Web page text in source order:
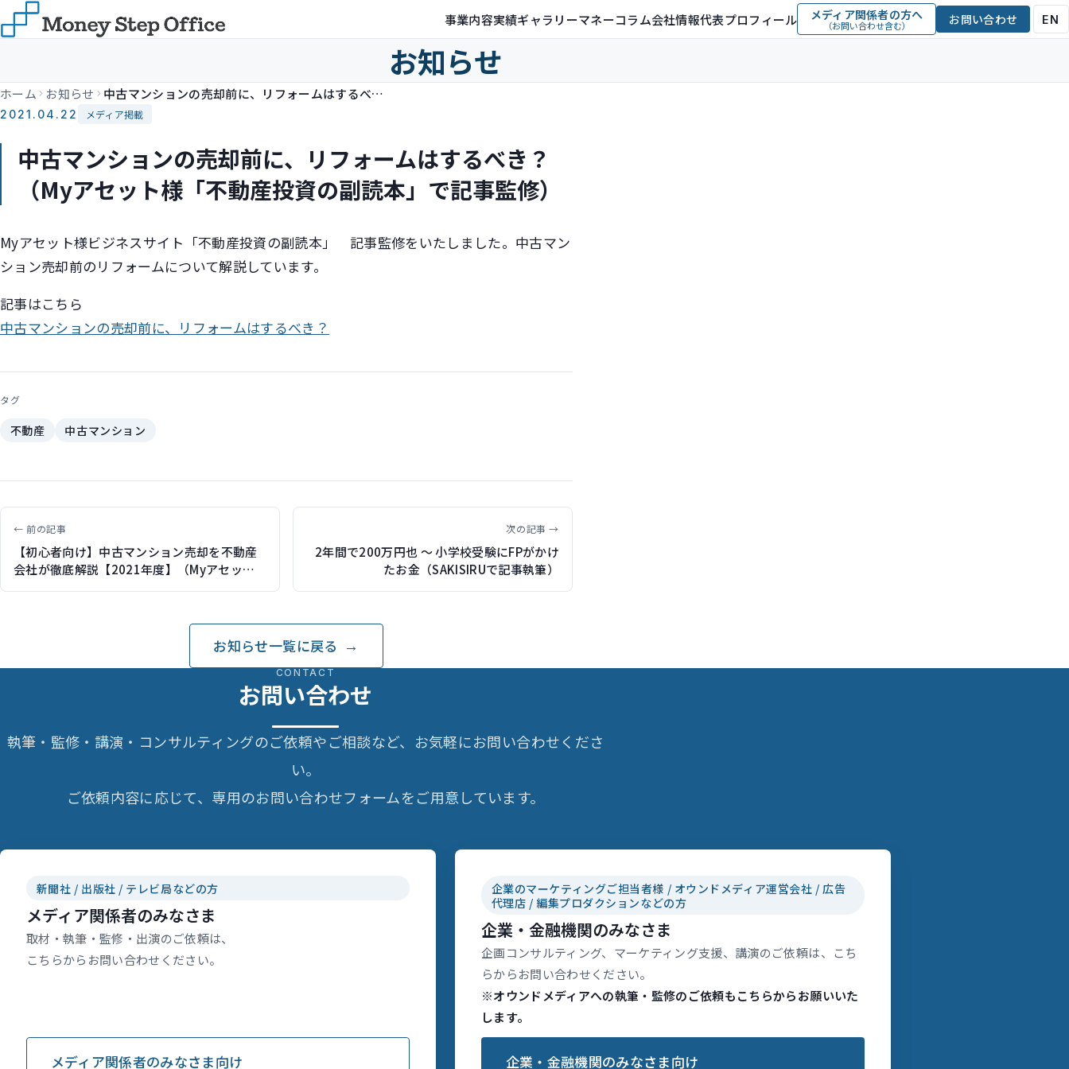
事業内容実績ギャラリーマネーコラム会社情報代表プロフィール メディア関係者の方へ
（お問い合わせ含む） お問い合わせ EN
お知らせ
ホーム お知らせ 中古マンションの売却前に、リフォームはするべき？（Myアセット様「不動産投資の副読本」で記事監修）
2021.04.22 メディア掲載
中古マンションの売却前に、リフォームはするべき？
（Myアセット様「不動産投資の副読本」で記事監修）
Myアセット様ビジネスサイト「不動産投資の副読本」 記事監修をいたしました。中古マン
ション売却前のリフォームについて解説しています。
記事はこちら
中古マンションの売却前に、リフォームはするべき？
タグ
不動産 中古マンション
← 前の記事
【初心者向け】中古マンション売却を不動産
会社が徹底解説【2021年度】（Myアセット
様「不動産投資の副読本」で記事監修）
次の記事 →
2年間で200万円也 ～ 小学校受験にFPがかけ
たお金（SAKISIRUで記事執筆）
お知らせ一覧に戻る
CONTACT
お問い合わせ
執筆・監修・講演・コンサルティングのご依頼やご相談など、お気軽にお問い合わせくださ
い。
ご依頼内容に応じて、専用のお問い合わせフォームをご用意しています。
新聞社 / 出版社 / テレビ局などの方
メディア関係者のみなさま
取材・執筆・監修・出演のご依頼は、
こちらからお問い合わせください。
メディア関係者のみなさま向け
企業のマーケティングご担当者様 / オウンドメディア運営会社 / 広告
代理店 / 編集プロダクションなどの方
企業・金融機関のみなさま
企画コンサルティング、マーケティング支援、講演のご依頼は、こち
らからお問い合わせください。
※オウンドメディアへの執筆・監修のご依頼もこちらからお願いいた
します。
企業・金融機関のみなさま向け